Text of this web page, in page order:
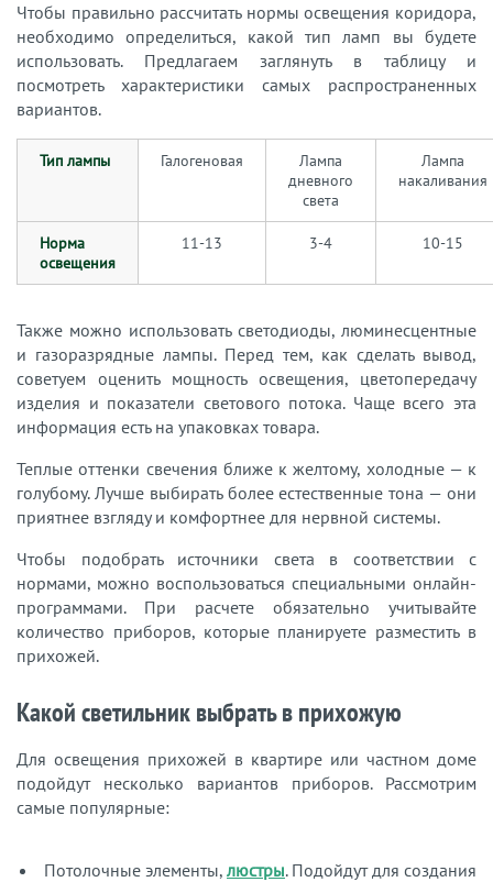
Чтобы правильно рассчитать нормы освещения коридора,
необходимо определиться, какой тип ламп вы будете
использовать. Предлагаем заглянуть в таблицу и
посмотреть характеристики самых распространенных
вариантов.
Тип лампы Галогеновая
Лампа
дневного
света
Лампа
накаливания
Норма
освещения
11-13 3-4 10-15
Также можно использовать светодиоды, люминесцентные
и газоразрядные лампы. Перед тем, как сделать вывод,
советуем оценить мощность освещения, цветопередачу
изделия и показатели светового потока. Чаще всего эта
информация есть на упаковках товара.
Теплые оттенки свечения ближе к желтому, холодные — к
голубому. Лучше выбирать более естественные тона — они
приятнее взгляду и комфортнее для нервной системы.
Чтобы подобрать источники света в соответствии с
нормами, можно воспользоваться специальными онлайн-
программами. При расчете обязательно учитывайте
количество приборов, которые планируете разместить в
прихожей.
Какой светильник выбрать в прихожую
Для освещения прихожей в квартире или частном доме
подойдут несколько вариантов приборов. Рассмотрим
самые популярные:
Потолочные элементы, люстры. Подойдут для создания